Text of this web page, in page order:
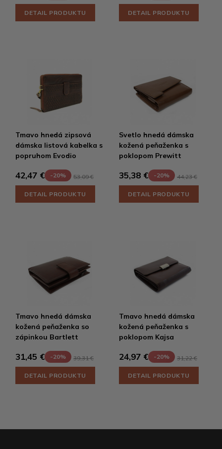
DETAIL PRODUKTU DETAIL PRODUKTU
Tmavo hnedá zipsová
dámska listová kabelka s
popruhom Evodio
42,47 € -20% 53,09 €
DETAIL PRODUKTU
Svetlo hnedá dámska
kožená peňaženka s
poklopom Prewitt
35,38 € -20% 44,23 €
DETAIL PRODUKTU
Tmavo hnedá dámska
kožená peňaženka so
zápinkou Bartlett
31,45 € -20% 39,31 €
DETAIL PRODUKTU
Tmavo hnedá dámska
kožená peňaženka s
poklopom Kajsa
24,97 € -20% 31,22 €
DETAIL PRODUKTU